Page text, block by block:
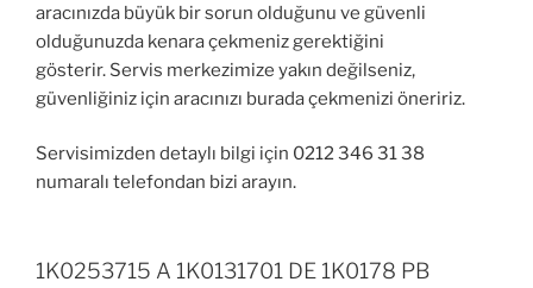
aracınızda büyük bir sorun olduğunu ve güvenli
olduğunuzda kenara çekmeniz gerektiğini
gösterir. Servis merkezimize yakın değilseniz,
güvenliğiniz için aracınızı burada çekmenizi öneririz.
Servisimizden detaylı bilgi için 0212 346 31 38
numaralı telefondan bizi arayın.
1K0253715 A 1K0131701 DE 1K0178 PB